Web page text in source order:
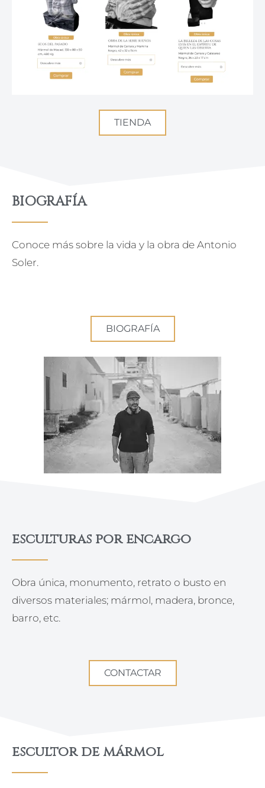
TIENDA
BIOGRAFÍA
Conoce más sobre la vida y la obra de Antonio
Soler.
BIOGRAFÍA
esculturas por encargo
Obra única, monumento, retrato o busto en
diversos materiales; mármol, madera, bronce,
barro, etc.
CONTACTAR
escultor de mármol